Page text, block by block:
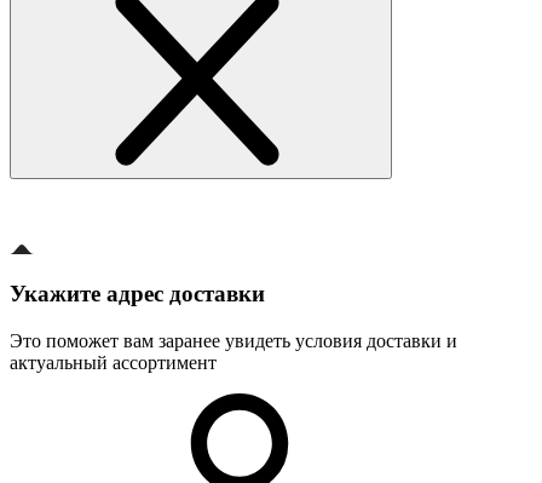
Укажите адрес доставки
Это поможет вам заранее увидеть условия доставки и
актуальный ассортимент